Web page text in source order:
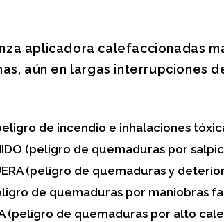
aplicadora calefaccionadas
aún en largas interrupciones
de incendio e inhalaciones
(peligro de quemaduras por
(peligro de quemaduras y
de quemaduras por maniobras
(peligro de quemaduras por alto